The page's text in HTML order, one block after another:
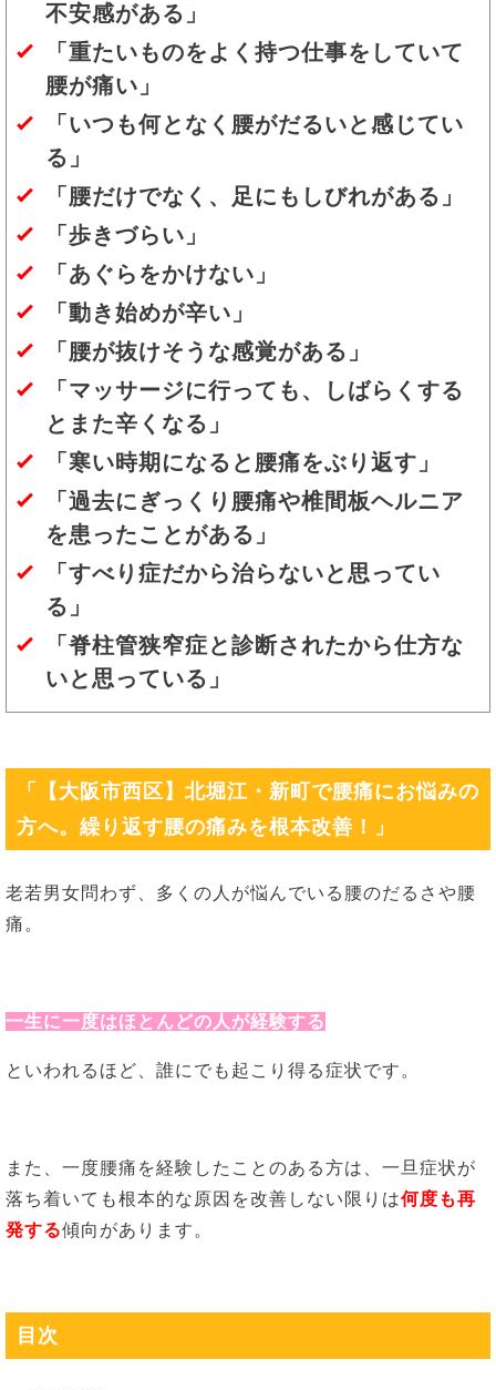
不安感がある」
「重たいものをよく持つ仕事をしていて
腰が痛い」
「いつも何となく腰がだるいと感じてい
る」
「腰だけでなく、足にもしびれがある」
「歩きづらい」
「あぐらをかけない」
「動き始めが辛い」
「腰が抜けそうな感覚がある」
「マッサージに行っても、しばらくする
とまた辛くなる」
「寒い時期になると腰痛をぶり返す」
「過去にぎっくり腰痛や椎間板ヘルニア
を患ったことがある」
「すべり症だから治らないと思ってい
る」
「脊柱管狭窄症と診断されたから仕方な
いと思っている」
「【大阪市西区】北堀江・新町で腰痛にお悩みの
方へ。繰り返す腰の痛みを根本改善！」
老若男女問わず、多くの人が悩んでいる腰のだるさや腰
痛。
一生に一度はほとんどの人が経験する
といわれるほど、誰にでも起こり得る症状です。
また、一度腰痛を経験したことのある方は、一旦症状が
落ち着いても根本的な原因を改善しない限りは何度も再
発する傾向があります。
目次